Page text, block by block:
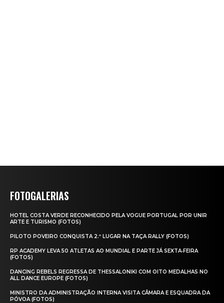
FOTOGALERIAS
HOTEL COSTA VERDE RECONHECIDO PELA VOGUE PORTUGAL POR UNIR
ARTE E TURISMO (FOTOS)
PILOTO POVEIRO CONQUISTA 2.º LUGAR NA TAÇA RALLY (FOTOS)
RP ACADEMY LEVA 50 ATLETAS AO MUNDIAL E PARTE JÁ SEXTA‑FEIRA
(FOTOS)
DANCING REBELS REGRESSA DE THESSALONIKI COM OITO MEDALHAS NO
ALL DANCE EUROPE (FOTOS)
MINISTRO DA ADMINISTRAÇÃO INTERNA VISITA CÂMARA E ESQUADRA DA
PÓVOA (FOTOS)